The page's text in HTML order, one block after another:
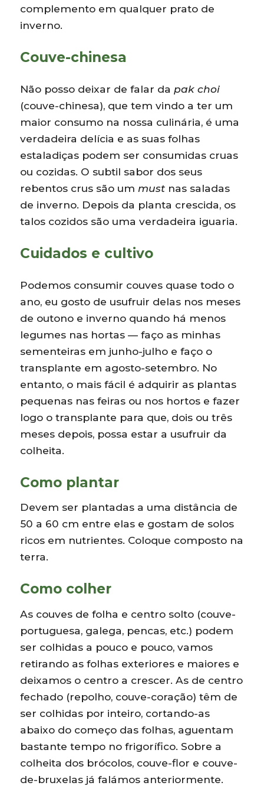
complemento em qualquer prato de
inverno.
Couve-chinesa
Não posso deixar de falar da pak choi
(couve-chinesa), que tem vindo a ter um
maior consumo na nossa culinária, é uma
verdadeira delícia e as suas folhas
estaladiças podem ser consumidas cruas
ou cozidas. O subtil sabor dos seus
rebentos crus são um must nas saladas
de inverno. Depois da planta crescida, os
talos cozidos são uma verdadeira iguaria.
Cuidados e cultivo
Podemos consumir couves quase todo o
ano, eu gosto de usufruir delas nos meses
de outono e inverno quando há menos
legumes nas hortas — faço as minhas
sementeiras em junho-julho e faço o
transplante em agosto-setembro. No
entanto, o mais fácil é adquirir as plantas
pequenas nas feiras ou nos hortos e fazer
logo o transplante para que, dois ou três
meses depois, possa estar a usufruir da
colheita.
Como plantar
Devem ser plantadas a uma distância de
50 a 60 cm entre elas e gostam de solos
ricos em nutrientes. Coloque composto na
terra.
Como colher
As couves de folha e centro solto (couve-
portuguesa, galega, pencas, etc.) podem
ser colhidas a pouco e pouco, vamos
retirando as folhas exteriores e maiores e
deixamos o centro a crescer. As de centro
fechado (repolho, couve-coração) têm de
ser colhidas por inteiro, cortando-as
abaixo do começo das folhas, aguentam
bastante tempo no frigorífico. Sobre a
colheita dos brócolos, couve-flor e couve-
de-bruxelas já falámos anteriormente.